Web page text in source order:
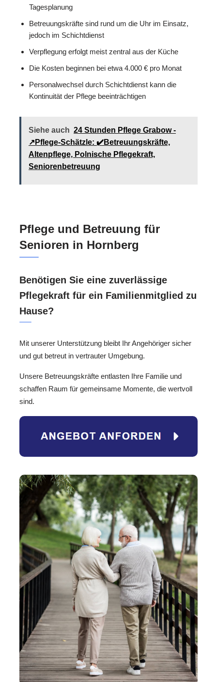
Tagesplanung
Betreuungskräfte sind rund um die Uhr im Einsatz,
jedoch im Schichtdienst
Verpflegung erfolgt meist zentral aus der Küche
Die Kosten beginnen bei etwa 4.000 € pro Monat
Personalwechsel durch Schichtdienst kann die
Kontinuität der Pflege beeinträchtigen
Siehe auch 24 Stunden Pflege Grabow -
↗️Pflege-Schätzle: ✔️Betreuungskräfte,
Altenpflege, Polnische Pflegekraft,
Seniorenbetreuung
Pflege und Betreuung für
Senioren in Hornberg
Benötigen Sie eine zuverlässige
Pflegekraft für ein Familienmitglied zu
Hause?
Mit unserer Unterstützung bleibt Ihr Angehöriger sicher
und gut betreut in vertrauter Umgebung.
Unsere Betreuungskräfte entlasten Ihre Familie und
schaffen Raum für gemeinsame Momente, die wertvoll
sind.